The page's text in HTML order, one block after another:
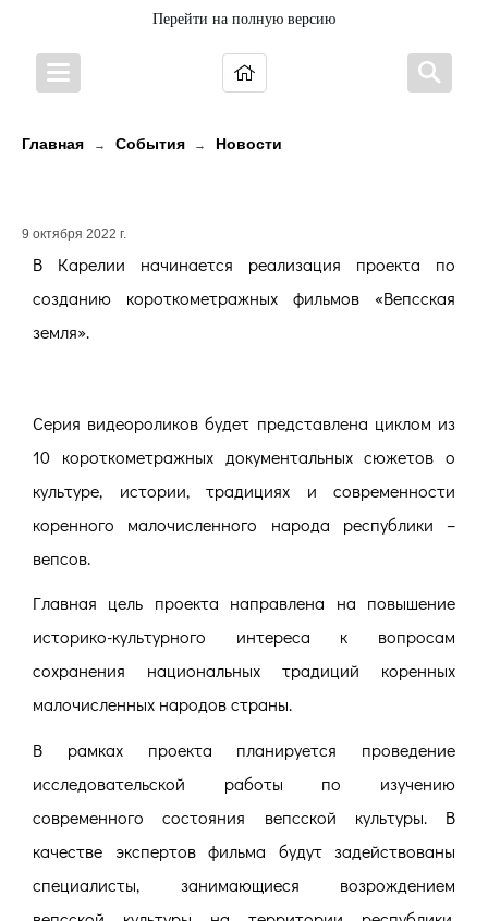
Перейти на полную версию
Главная → События → Новости
9 октября 2022 г.
В Карелии начинается реализация проекта по
созданию короткометражных фильмов «Вепсская
земля».
Серия видеороликов будет представлена циклом из
10 короткометражных документальных сюжетов о
культуре, истории, традициях и современности
коренного малочисленного народа республики –
вепсов.
Главная цель проекта направлена на повышение
историко-культурного интереса к вопросам
сохранения национальных традиций коренных
малочисленных народов страны.
В рамках проекта планируется проведение
исследовательской работы по изучению
современного состояния вепсской культуры. В
качестве экспертов фильма будут задействованы
специалисты, занимающиеся возрождением